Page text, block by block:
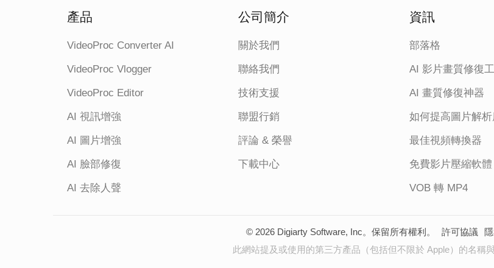
產品
VideoProc Converter AI
VideoProc Vlogger
VideoProc Editor
AI 視訊增強
AI 圖片增強
AI 臉部修復
AI 去除人聲
公司簡介
關於我們
聯絡我們
技術支援
聯盟行銷
評論 & 榮譽
下載中心
資訊
部落格
AI 影片畫質修復
AI 畫質修復神器
如何提高圖片解析
最佳視頻轉換器
免費影片壓縮軟體
VOB 轉 MP4
© 2026 Digiarty Software, Inc。保留所有權利。 許可協議
此網站提及或使用的第三方產品（包括但不限於 Apple）的名稱